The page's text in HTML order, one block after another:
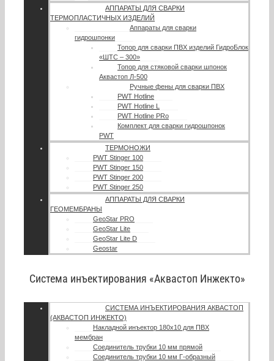
АППАРАТЫ ДЛЯ СВАРКИ
ТЕРМОПЛАСТИЧНЫХ ИЗДЕЛИЙ
Аппараты для сварки
гидрошпонки
Топор для сварки ПВХ изделий ГидроБлок
«ШТС – 300»
Топор для стяковой сварки шпонок
Аквастоп Л-500
Ручные фены для сварки ПВХ
PWT Hotline
PWT Hotline L
PWT Hotline PRo
Комплект для сварки гидрошпонок
PWT
ТЕРМОНОЖИ
PWT Stinger 100
PWT Stinger 150
PWT Stinger 200
PWT Stinger 250
АППАРАТЫ ДЛЯ СВАРКИ
ГЕОМЕМБРАНЫ
GeoStar PRO
GeoStar Lite
GeoStar Lite D
Geostar
Система инъектирования «Аквастоп Инжекто»
СИСТЕМА ИНЪЕКТИРОВАНИЯ АКВАСТОП
(АКВАСТОП ИНЖЕКТО)
Накладной инъектор 180х10 для ПВХ
мембран
Соединитель трубки 10 мм прямой
Соединитель трубки 10 мм Г-образный